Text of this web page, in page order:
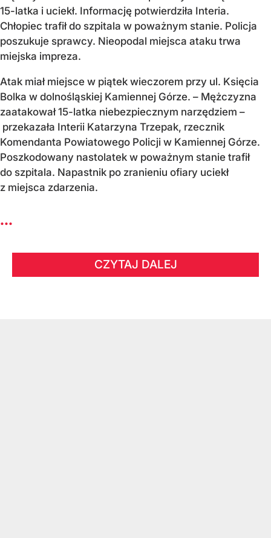
15-latka i uciekł. Informację potwierdziła Interia.
Chłopiec trafił do szpitala w poważnym stanie. Policja
poszukuje sprawcy. Nieopodal miejsca ataku trwa
miejska impreza.
Atak miał miejsce w piątek wieczorem przy ul. Księcia
Bolka w dolnośląskiej Kamiennej Górze. – Mężczyzna
zaatakował 15-latka niebezpiecznym narzędziem –
przekazała Interii Katarzyna Trzepak, rzecznik
Komendanta Powiatowego Policji w Kamiennej Górze.
Poszkodowany nastolatek w poważnym stanie trafił
do szpitala. Napastnik po zranieniu ofiary uciekł
z miejsca zdarzenia.
...
CZYTAJ DALEJ